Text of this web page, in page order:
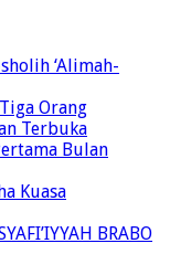
‘Alimah-
Orang
Terbuka
Bulan
Kuasa